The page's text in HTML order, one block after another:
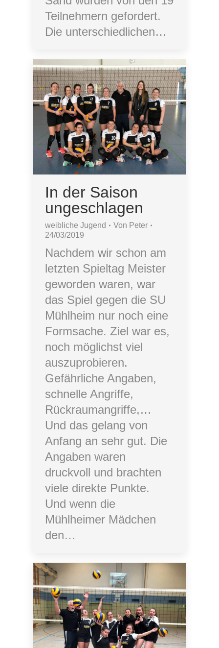
Teilnehmern gefordert.
Die unterschiedlichen…
In der Saison
ungeschlagen
weibliche Jugend Von Peter
24/03/2019
Nachdem wir schon am
letzten Spieltag Meister
geworden waren, war
das Spiel gegen die SU
Mühlheim nur noch eine
Formsache. Ziel war es,
noch möglichst viel
auszuprobieren.
Gefährliche Angaben,
schnelle Angriffe,
Rückraumangriffe,…
Und das gelang von
Anfang an sehr gut. Die
Angaben waren
druckvoll und brachten
viele direkte Punkte.
Und wenn die
Mühlheimer Mädchen
den…